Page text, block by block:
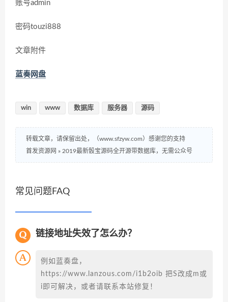
账号admin
密码touzi888
文章附件
蓝奏网盘
win www 数据库 服务器 源码
转载文章，请保留出处，（www.sfzyw.com）感谢您的支持
首发资源网 » 2019最新骰宝源码全开源带数据库，无需公众号
常见问题FAQ
链接地址失效了怎么办？
例如蓝奏盘，
https://www.lanzous.com/i1b2oib 把S改成m或
i即可解决，或者请联系本站修复！